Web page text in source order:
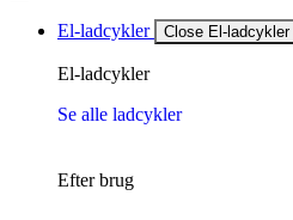
El-ladcykler Close El-ladcykler
El-ladcykler
Se alle ladcykler
Efter brug